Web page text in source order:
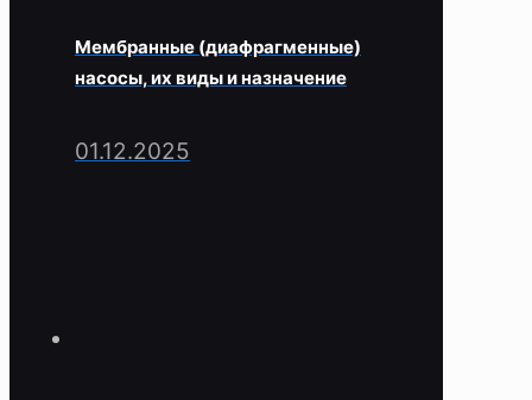
Мембранные (диафрагменные)
насосы, их виды и назначение
01.12.2025